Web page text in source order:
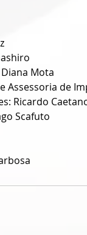
Mota
Assessoria de
Ricardo
Scafuto